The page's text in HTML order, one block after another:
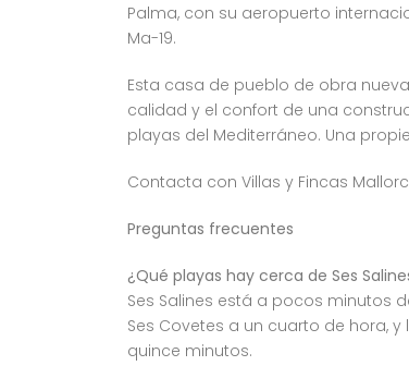
Palma, con su aeropuerto
Ma-19.
Esta casa de pueblo de obra
calidad y el confort de una
playas del Mediterráneo. Una
Contacta con Villas y Fincas
Preguntas frecuentes
¿Qué playas hay cerca de Ses
Ses Salines está a pocos minutos
Ses Covetes a un cuarto de hora,
quince minutos.